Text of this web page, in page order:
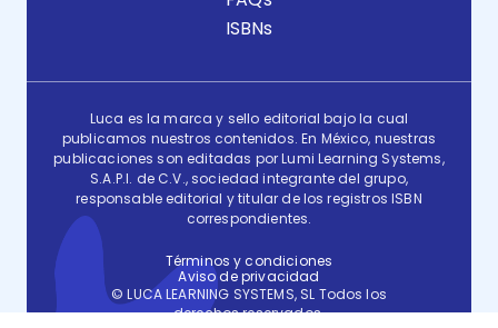
ISBNs
Luca es la marca y sello editorial bajo la cual
publicamos nuestros contenidos. En México, nuestras
publicaciones son editadas por Lumi Learning Systems,
S.A.P.I. de C.V., sociedad integrante del grupo,
responsable editorial y titular de los registros ISBN
correspondientes.
© LUCA LEARNING SYSTEMS, SL Todos los
derechos reservados.
Términos y condiciones
Aviso de privacidad